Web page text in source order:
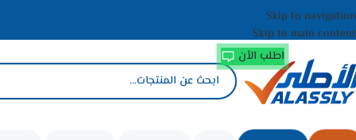
Skip to navigation
Skip to main content
اطلب الأن